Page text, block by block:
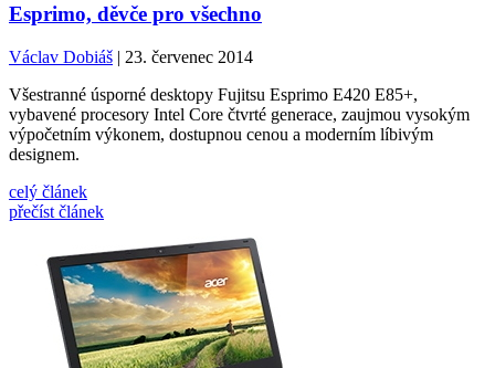
Esprimo, děvče pro všechno
Václav Dobiáš | 23. červenec 2014
Všestranné úsporné desktopy Fujitsu Esprimo E420 E85+,
vybavené procesory Intel Core čtvrté generace, zaujmou vysokým
výpočetním výkonem, dostupnou cenou a moderním líbivým
designem.
celý článek
přečíst článek